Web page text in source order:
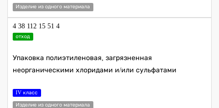
Изделие из одного материала
4 38 112 15 51 4
отход
Упаковка полиэтиленовая, загрязненная
неорганическими хлоридами и/или сульфатами
IV класс
Изделие из одного материала